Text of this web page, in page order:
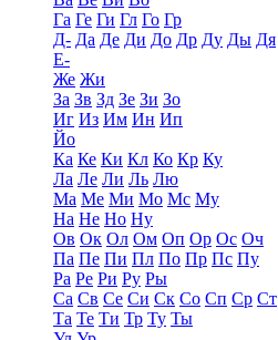
Га Ге Ги Гл Го Гр
Д- Да Де Ди До Др Ду Ды Дя
Е-
Же Жи
За Зв Зд Зе Зи Зо
Иг Из Им Ин Ип
Йо
Ка Ке Ки Кл Ко Кр Ку
Ла Ле Ли Ль Лю
Ма Ме Ми Мо Мс Му
На Не Но Ну
Ов Ок Ол Ом Оп Ор Ос Оч
Па Пе Пи Пл По Пр Пс Пу
Ра Ре Ри Ру Ры
Са Св Се Си Ск Со Сп Ср Ст
Та Те Ти Тр Ту Ты